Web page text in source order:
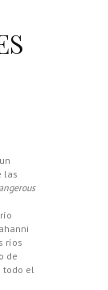
las
ríos
de
todo el